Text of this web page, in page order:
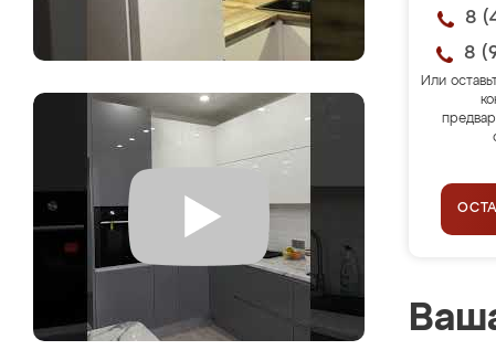
8
8
Или